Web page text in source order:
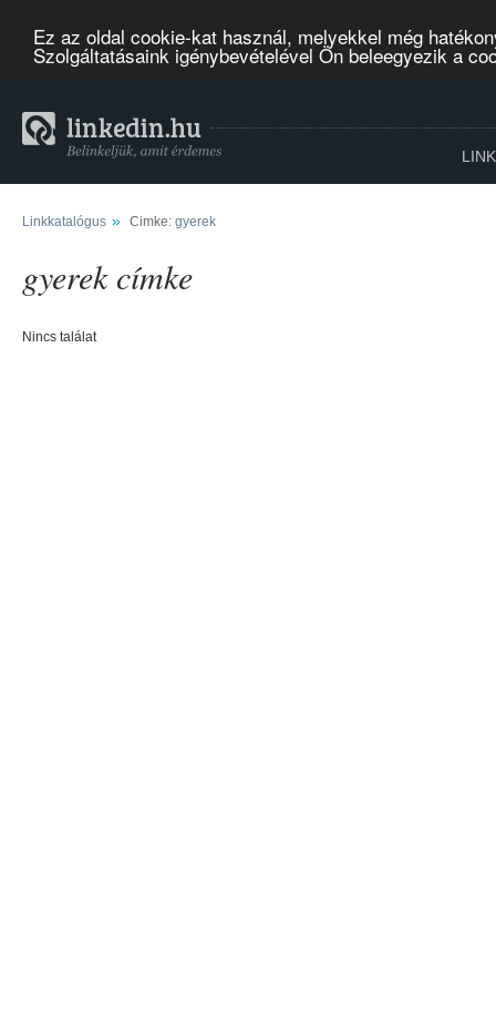
Ez az oldal cookie-kat használ, melyekkel még
Szolgáltatásaink igénybevételével Ön beleegyezik a
Linkkatalógus » Cimke: gyerek
gyerek címke
Nincs találat